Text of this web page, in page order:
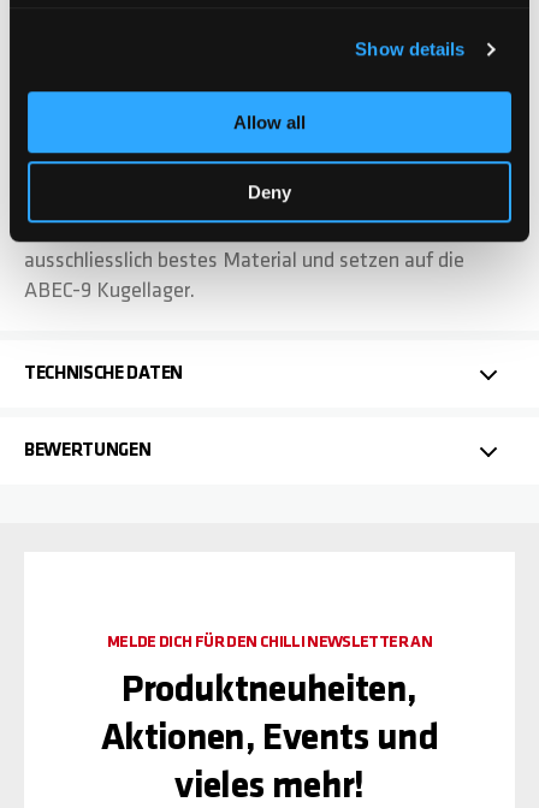
Show details
Allow all
Deny
Optimiere deine Fahrt mit unseren hochwertigen
garantieren eine hervorragende Performance und sind
du ein Geschwindigkeitsfanatiker oder ein Freizeitfahrer
bist, diese Kugellager sorgen für eine reibungslose und
schnelle Fahrt. Für unsere Produkte verwenden wir
ausschliesslich bestes Material und setzen auf die
ABEC-9 Kugellager.
TECHNISCHE DATEN
BEWERTUNGEN
MELDE DICH FÜR DEN CHILLI NEWSLETTER AN
Produktneuheiten,
Aktionen, Events und
vieles mehr!